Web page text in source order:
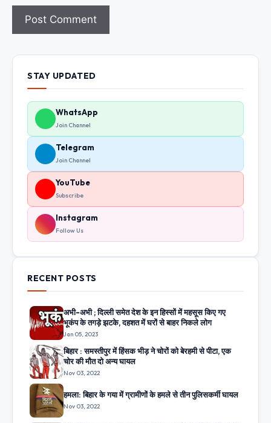
STAY UPDATED
WhatsApp
Join Channel
Telegram
Join Channel
YouTube
Subscribe
Instagram
Follow Us
RECENT POSTS
अभी-अभी ; दिल्ली समेत देश के इन हिस्सों में महसूस किए गए
भूकंप के तगड़े झटके, दहशत में घरों से बाहर निकले लोग
Jan 05, 2023
बिहार : समस्तीपुर में हिंसक भीड़ ने चोरों को बेरहमी से पीटा, एक
चोर की मौत दो अन्य घायल
Nov 03, 2022
हमला: बिहार के गया में ग्रामीणों के हमले से तीन पुलिसकर्मी घायल
Nov 03, 2022